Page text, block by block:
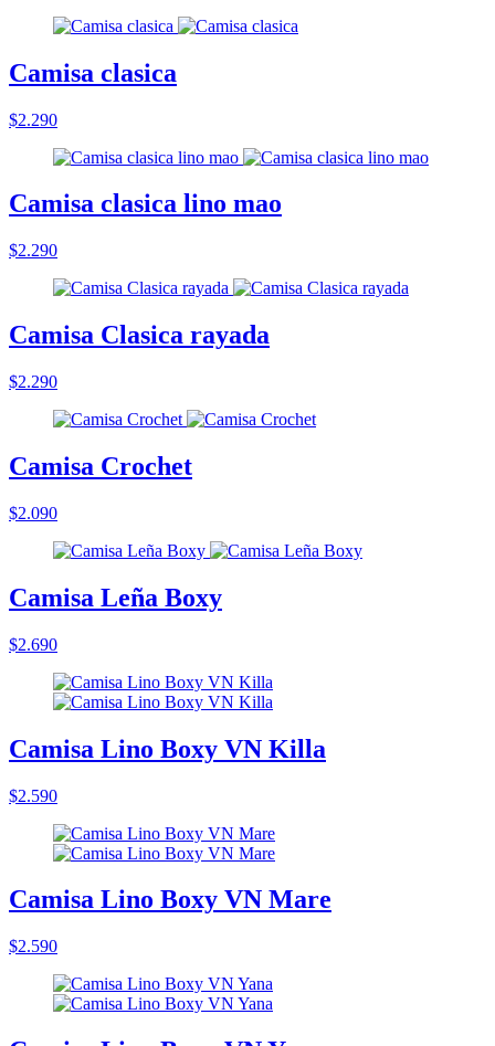
Camisa clasica
$2.290
Camisa clasica lino mao
$2.290
Camisa Clasica rayada
$2.290
Camisa Crochet
$2.090
Camisa Leña Boxy
$2.690
Camisa Lino Boxy VN Killa
$2.590
Camisa Lino Boxy VN Mare
$2.590